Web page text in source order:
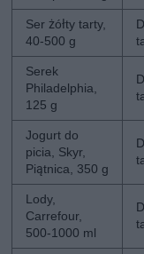
Ser żółty tarty,
40-500 g
Serek
Philadelphia,
125 g
Jogurt do
picia, Skyr,
Piątnica, 350 g
Lody,
Carrefour,
500-1000 ml